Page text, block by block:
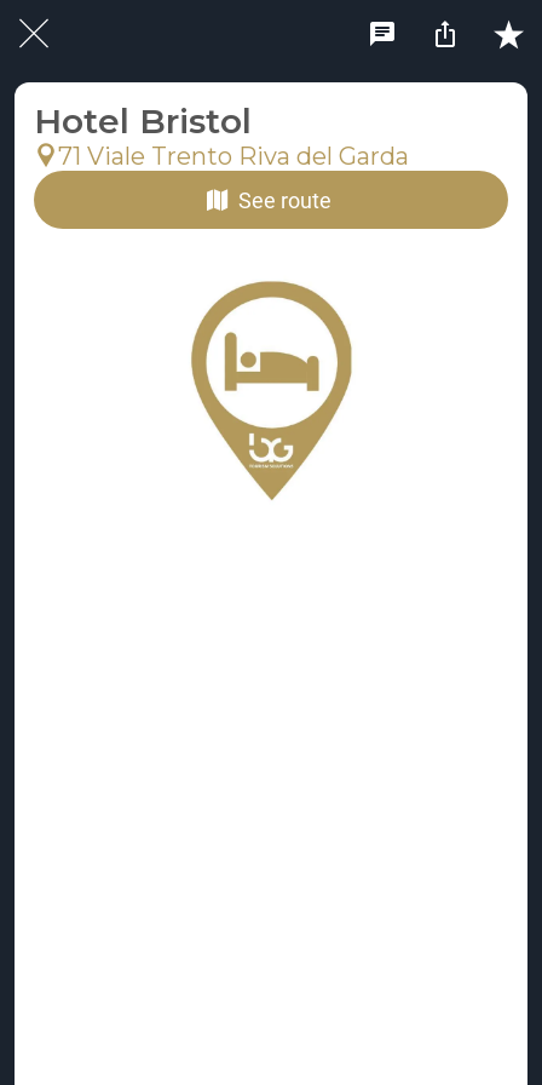
Hotel Bristol
71 Viale Trento Riva del Garda
See route